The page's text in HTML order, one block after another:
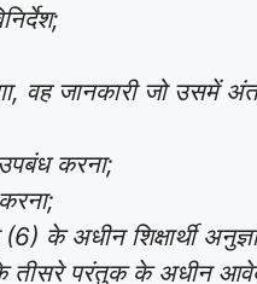
जानकारी जो उसमें
करना;
के अधीन शिक्षार्थी
के तीसरे परंतुक के अधीन